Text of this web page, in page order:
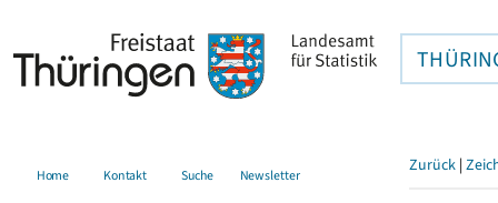
Home Kontakt Suche Newsletter Zurück |